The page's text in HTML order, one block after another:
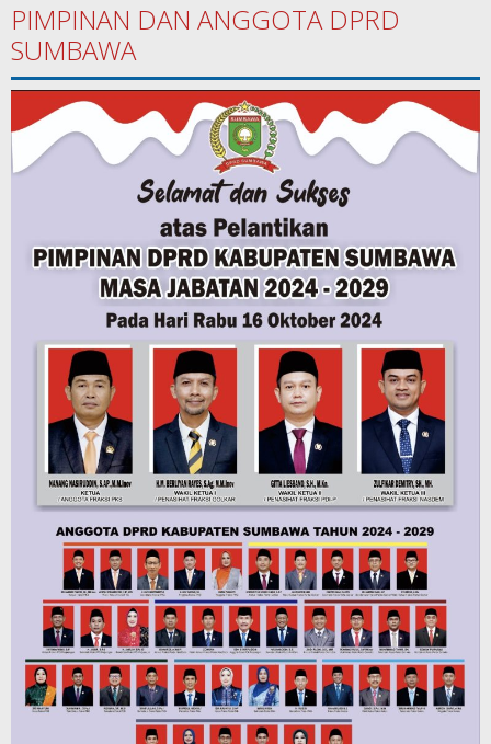
PIMPINAN DAN ANGGOTA DPRD
SUMBAWA